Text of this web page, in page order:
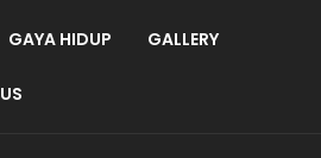
GAYA HIDUP GALLERY